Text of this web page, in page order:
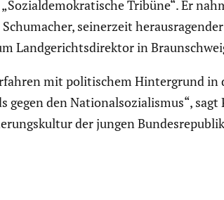
Tribüne“. Er
seiner­zeit
Landge­richts­di­rektor in
mit politi­schem Hinter­grund in
den Natio­nal­so­zia­lismus“, sagt
der jungen